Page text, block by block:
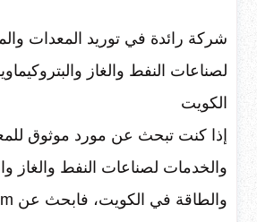
شركة رائدة في توريد المعدات
لصناعات النفط والغاز
الكويت
إذا كنت تبحث عن مورد موثوق
والخدمات لصناعات النفط والغاز